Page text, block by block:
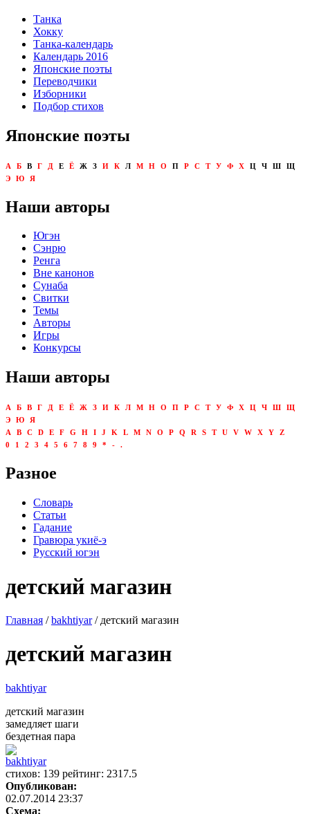
Танка
Хокку
Танка-календарь
Календарь 2016
Японские поэты
Переводчики
Изборники
Подбор стихов
Японские поэты
А Б В Г Д Е Ё Ж З И К Л М Н О П Р С Т У Ф Х Ц Ч Ш
Щ
Э
Ю Я
Наши авторы
Югэн
Сэнрю
Ренга
Вне канонов
Сунаба
Свитки
Темы
Авторы
Игры
Конкурсы
Наши авторы
А Б В Г Д Е Ё Ж З И К Л М Н О П Р С Т У Ф Х Ц Ч Ш
Щ
Э
Ю
Я
A
B C D E F G H I J K L M N O P Q R S T U V W X Y
Z
0
1 2 3 4 5 6 7 8 9 * - .
Разное
Словарь
Статьи
Гадание
Гравюра укиё-э
Русский югэн
детский магазин
Главная /bakhtiyar/ детский магазин
детский магазин
bakhtiyar
детский магазин
замедляет шаги
бездетная пара
bakhtiyar
cтихов: 139 рейтинг: 2317.5
Опубликован:
02.07.2014 23:37
Схема: